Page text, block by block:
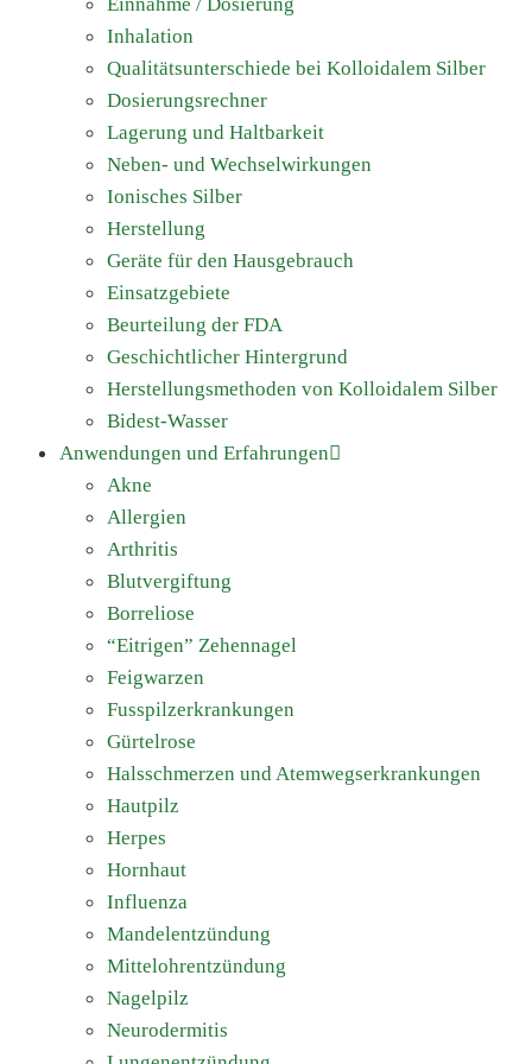
Inhalation
Qualitätsunterschiede bei Kolloidalem Silber
Dosierungsrechner
Lagerung und Haltbarkeit
Neben- und Wechselwirkungen
Ionisches Silber
Herstellung
Geräte für den Hausgebrauch
Einsatzgebiete
Beurteilung der FDA
Geschichtlicher Hintergrund
Herstellungsmethoden von Kolloidalem Silber
Bidest-Wasser
Anwendungen und Erfahrungen
Akne
Allergien
Arthritis
Blutvergiftung
Borreliose
“Eitrigen” Zehennagel
Feigwarzen
Fusspilzerkrankungen
Gürtelrose
Halsschmerzen und Atemwegserkrankungen
Hautpilz
Herpes
Hornhaut
Influenza
Mandelentzündung
Mittelohrentzündung
Nagelpilz
Neurodermitis